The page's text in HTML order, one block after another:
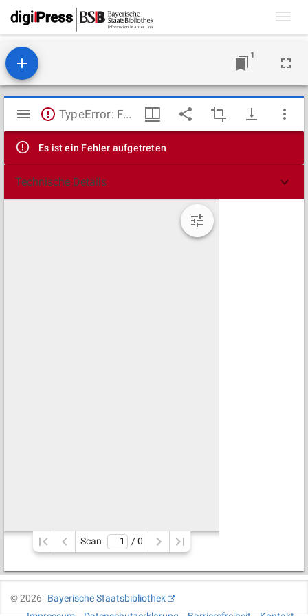
1
Mirador
Viewer
TypeError: Failed to fetch
Es ist ein Fehler aufgetreten
Technische Details
Scan / 0
©2026
Bayerische Staatsbibliothek